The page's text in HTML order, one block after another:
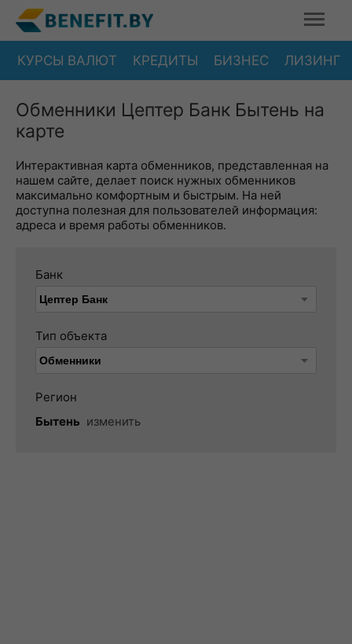
КУРСЫ ВАЛЮТ КРЕДИТЫ БИЗНЕС ЛИЗИНГ
Обменники Цептер Банк Бытень на
карте
Интерактивная карта обменников, представленная на
нашем сайте, делает поиск нужных обменников
максимально комфортным и быстрым. На ней
доступна полезная для пользователей информация:
адреса и время работы обменников.
Банк
Тип объекта
Регион
Бытень изменить